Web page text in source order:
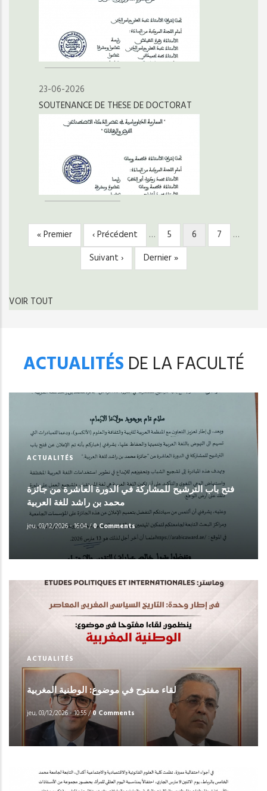
23-06-2026
SOUTENANCE DE THESE DE DOCTORAT
PAGINATION
Première
page
« Premier
Page
précédente
‹ Précédent … Page
5
Page
courante
6 Page
7
…
Page
suivante
Suivant ›
Dernière
page
Dernier »
VOIR TOUT
ACTUALITÉS DE LA FACULTÉ
ACTUALITÉS
فتح باب الترشيح للمشاركة في الدورة العاشرة من جائزة
محمد بن راشد للغة العربية
jeu, 03/12/2026 - 16:04/0 Comments
ACTUALITÉS
لقاء مفتوح في موضوع: الوطنية المغربية
jeu, 03/12/2026 - 10:55/0 Comments